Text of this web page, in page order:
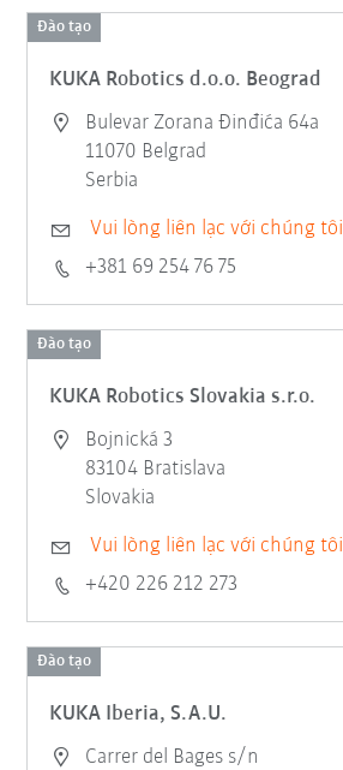
Đào tạo
KUKA Robotics d.o.o. Beograd
Bulevar Zorana Đinđića 64a
11070 Belgrad
Serbia
Vui lòng liên lạc với chúng tôi
+381 69 254 76 75
Đào tạo
KUKA Robotics Slovakia s.r.o.
Bojnická 3
83104 Bratislava
Slovakia
Vui lòng liên lạc với chúng tôi
+420 226 212 273
Đào tạo
KUKA Iberia, S.A.U.
Carrer del Bages s/n